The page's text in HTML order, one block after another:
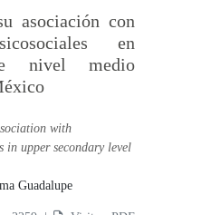
asociación con
en
nivel medio
with
in upper secondary level
Guadalupe